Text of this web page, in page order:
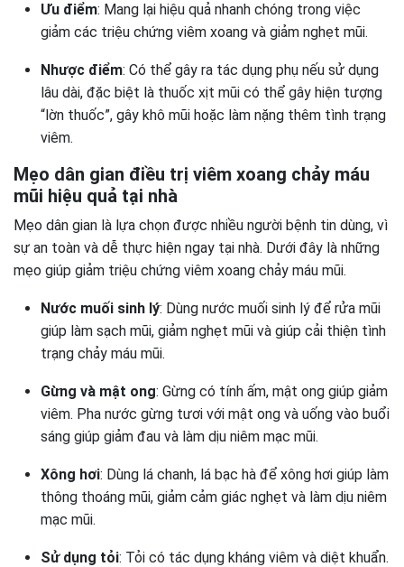
Ưu điểm: Mang lại hiệu quả nhanh chóng trong việc
giảm các triệu chứng viêm xoang và giảm nghẹt mũi.
Nhược điểm: Có thể gây ra tác dụng phụ nếu sử dụng
lâu dài, đặc biệt là thuốc xịt mũi có thể gây hiện tượng
“lờn thuốc”, gây khô mũi hoặc làm nặng thêm tình trạng
viêm.
Mẹo dân gian điều trị viêm xoang chảy máu
mũi hiệu quả tại nhà
Mẹo dân gian là lựa chọn được nhiều người bệnh tin dùng, vì
sự an toàn và dễ thực hiện ngay tại nhà. Dưới đây là những
mẹo giúp giảm triệu chứng viêm xoang chảy máu mũi.
Nước muối sinh lý: Dùng nước muối sinh lý để rửa mũi
giúp làm sạch mũi, giảm nghẹt mũi và giúp cải thiện tình
trạng chảy máu mũi.
Gừng và mật ong: Gừng có tính ấm, mật ong giúp giảm
viêm. Pha nước gừng tươi với mật ong và uống vào buổi
sáng giúp giảm đau và làm dịu niêm mạc mũi.
Xông hơi: Dùng lá chanh, lá bạc hà để xông hơi giúp làm
thông thoáng mũi, giảm cảm giác nghẹt và làm dịu niêm
mạc mũi.
Sử dụng tỏi: Tỏi có tác dụng kháng viêm và diệt khuẩn.